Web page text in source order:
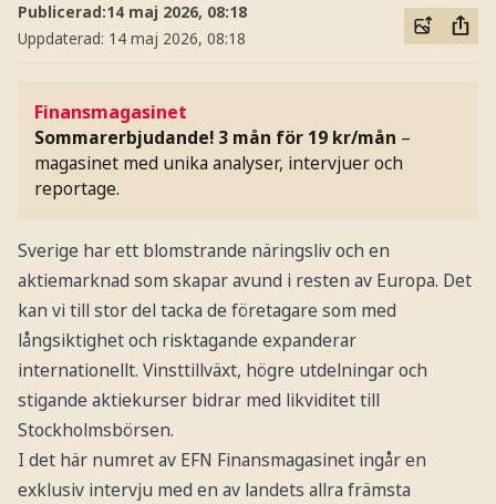
Publicerad:14 maj 2026, 08:18
Uppdaterad: 14 maj 2026, 08:18
Finansmagasinet
Sommarerbjudande! 3 mån för 19 kr/mån –
magasinet med unika analyser, intervjuer och
reportage.
Sverige har ett blomstrande näringsliv och en
aktiemarknad som skapar avund i resten av Europa. Det
kan vi till stor del tacka de företagare som med
långsiktighet och risktagande expanderar
internationellt. Vinsttillväxt, högre utdelningar och
stigande aktiekurser bidrar med likviditet till
Stockholmsbörsen.
I det här numret av EFN Finansmagasinet ingår en
exklusiv intervju med en av landets allra främsta